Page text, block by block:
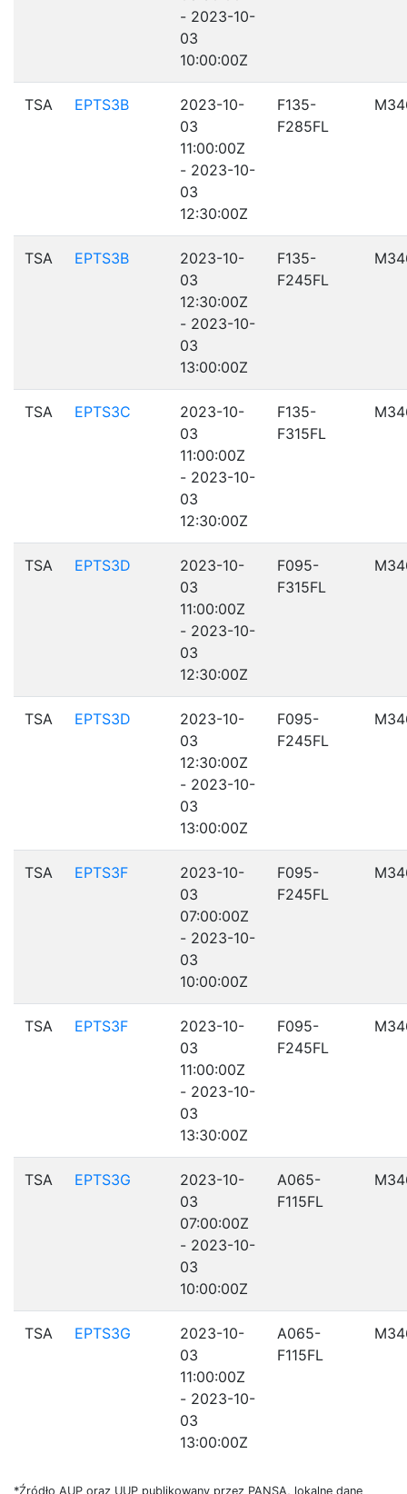
- 2023-10-
03
10:00:00Z
TSA EPTS3B
2023-10-
03
11:00:00Z
- 2023-10-
03
12:30:00Z
F135-
F285FL
TSA EPTS3B
2023-10-
03
12:30:00Z
- 2023-10-
03
13:00:00Z
F135-
F245FL
TSA EPTS3C
2023-10-
03
11:00:00Z
- 2023-10-
03
12:30:00Z
F135-
F315FL
TSA EPTS3D
2023-10-
03
11:00:00Z
- 2023-10-
03
12:30:00Z
F095-
F315FL
TSA EPTS3D
2023-10-
03
12:30:00Z
- 2023-10-
03
13:00:00Z
F095-
F245FL
TSA EPTS3F
2023-10-
03
07:00:00Z
- 2023-10-
03
10:00:00Z
F095-
F245FL
TSA EPTS3F
2023-10-
03
11:00:00Z
- 2023-10-
03
13:30:00Z
F095-
F245FL
TSA EPTS3G
2023-10-
03
07:00:00Z
- 2023-10-
03
10:00:00Z
A065-
F115FL
TSA EPTS3G
2023-10-
03
11:00:00Z
- 2023-10-
03
13:00:00Z
A065-
F115FL
*Źródło AUP oraz UUP publikowany przez PANSA, lokalne dane